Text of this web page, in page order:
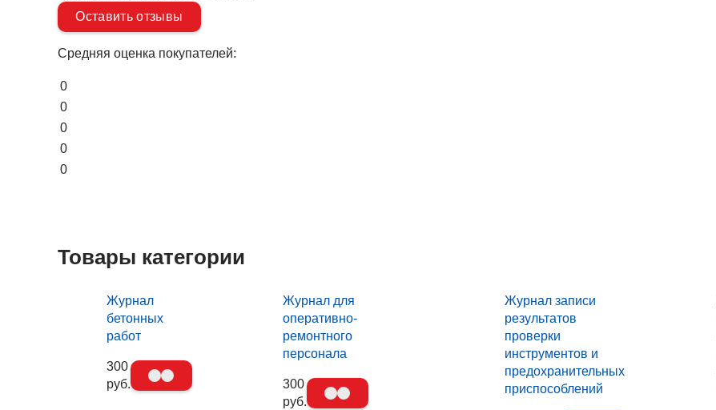
Оставить отзывы
Средняя оценка покупателей:
0
0
0
0
0
Товары категории
Журнал
бетонных
работ
300
руб.
Журнал для
оперативно-
ремонтного
персонала
300
руб.
Журнал записи
результатов
проверки
инструментов и
предохранительных
приспособлений